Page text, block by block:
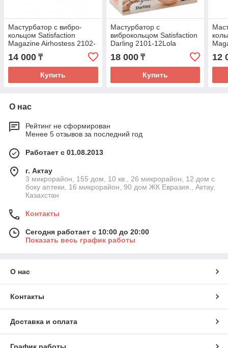
Мастурбатор с вибро-
кольцом Satisfaction
Magazine Airhostess 2102-
14 000 ₸
Купить
Мастурбатор с
виброкольцом Satisfaction
Darling 2101-12Lola
18 000₸
Купить
12
О нас
Рейтинг не сформирован
Менее 5 отзывов за последний год
Работает с 01.08.2013
г. Актау
3 микрорайон, 155 дом, 10 кв., 26 микрорайон, 12 дом с
боку аптеки, 16 микрорайон, 90 дом ЖК Евразия., Актау,
Казахстан
Контакты
Сегодня работает с 10:00 до 20:00
Показать весь график работы
О нас
Контакты
Доставка и оплата